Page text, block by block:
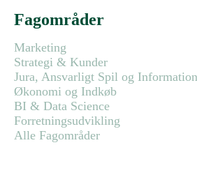
Fagområder
Marketing
Strategi & Kunder
Jura, Ansvarligt Spil og
Økonomi og Indkøb
BI & Data Science
Forretningsudvikling
Alle Fagområder